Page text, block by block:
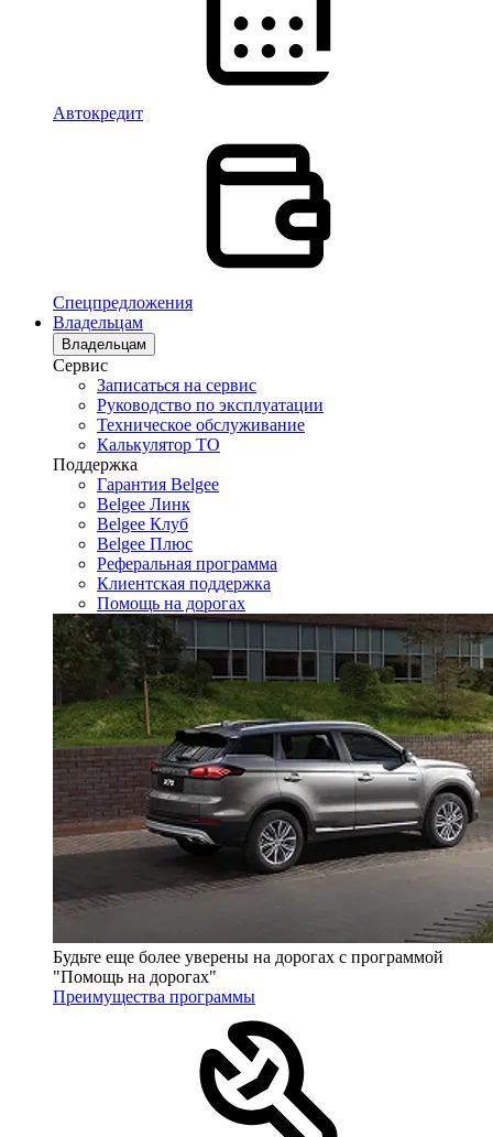
Автокредит
Спецпредложения
Владельцам
Владельцам
Сервис
Записаться на сервис
Руководство по эксплуатации
Техническое обслуживание
Калькулятор ТО
Поддержка
Гарантия Belgee
Belgee Линк
Belgee Клуб
Belgee Плюс
Реферальная программа
Клиентская поддержка
Помощь на дорогах
Будьте еще более уверены на дорогах с программой
"Помощь на дорогах"
Преимущества программы